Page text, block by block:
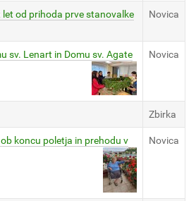
let od prihoda prve stanovalke
Novica
sv. Lenart in Domu sv. Agate Novica
Zbirka
koncu poletja in prehodu v
Novica